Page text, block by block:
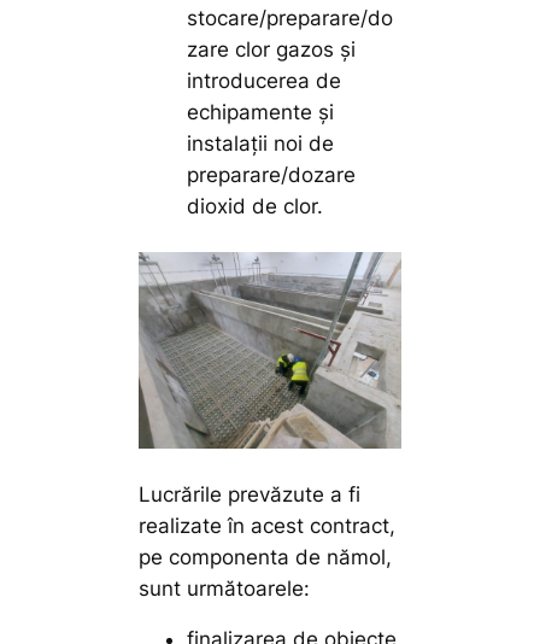
stocare/preparare/do
zare clor gazos și
introducerea de
echipamente și
instalații noi de
preparare/dozare
dioxid de clor.
Lucrările prevăzute a fi
realizate în acest contract,
pe componenta de nămol,
sunt următoarele: